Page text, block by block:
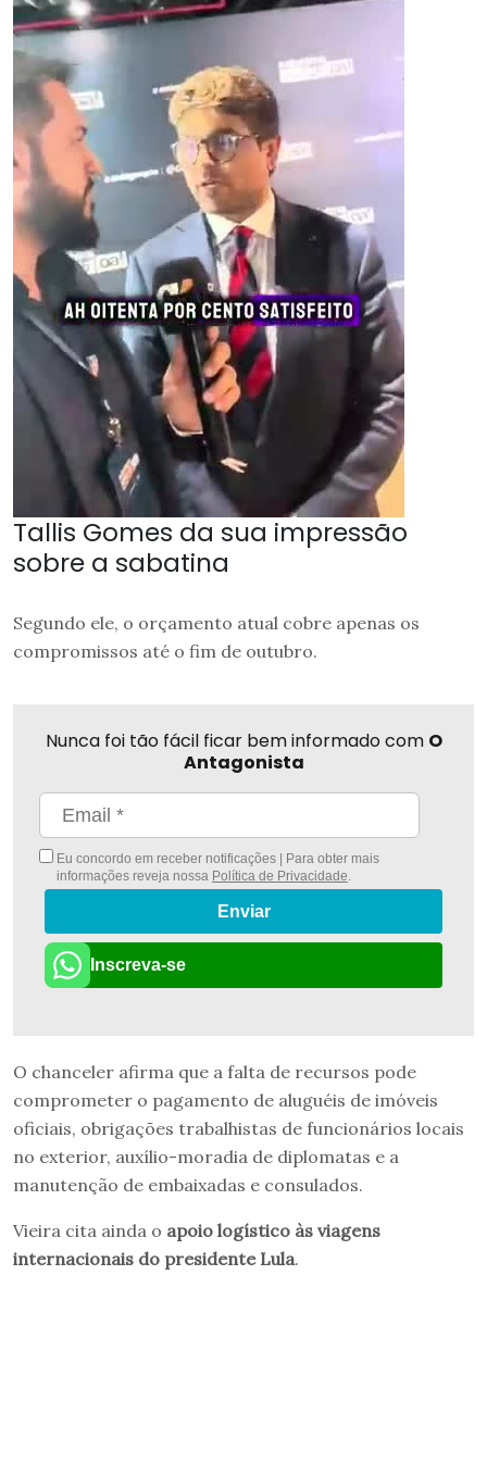
Tallis Gomes da sua impressão
sobre a sabatina
Segundo ele, o orçamento atual cobre apenas os
compromissos até o fim de outubro.
Nunca foi tão fácil ficar bem informado com O
Antagonista
Eu concordo em receber notificações | Para obter mais
informações reveja nossa Política de Privacidade.
Enviar
Inscreva-se
O chanceler afirma que a falta de recursos pode
comprometer o pagamento de aluguéis de imóveis
oficiais, obrigações trabalhistas de funcionários locais
no exterior, auxílio-moradia de diplomatas e a
manutenção de embaixadas e consulados.
Vieira cita ainda o apoio logístico às viagens
internacionais do presidente Lula.